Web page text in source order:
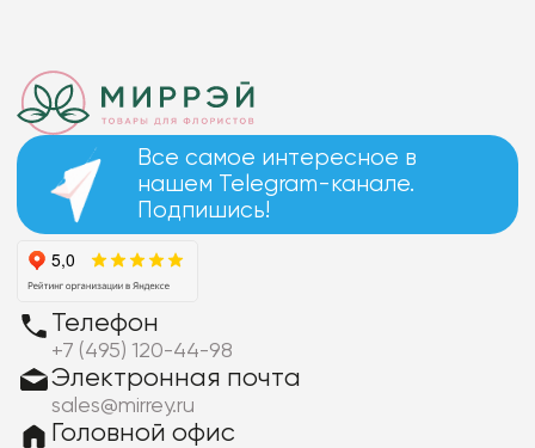
Все самое интересное в
нашем Telegram-канале.
Подпишись!
Телефон
+7 (495) 120-44-98
Электронная почта
sales@mirrey.ru
Головной офис